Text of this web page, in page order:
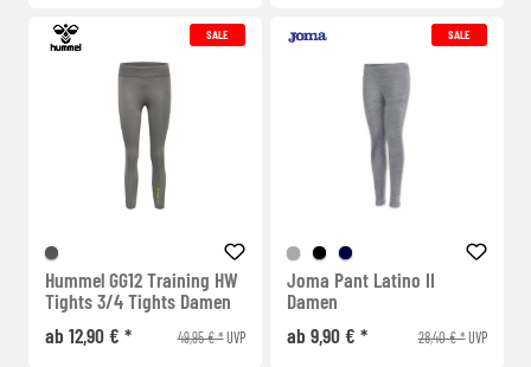
SALE
Hummel GG12 Training HW
Tights 3/4 Tights Damen
ab 12,90 € *
49,95 € *UVP
SALE
Joma Pant Latino II
Damen
ab 9,90 € *
28,40 € *UVP